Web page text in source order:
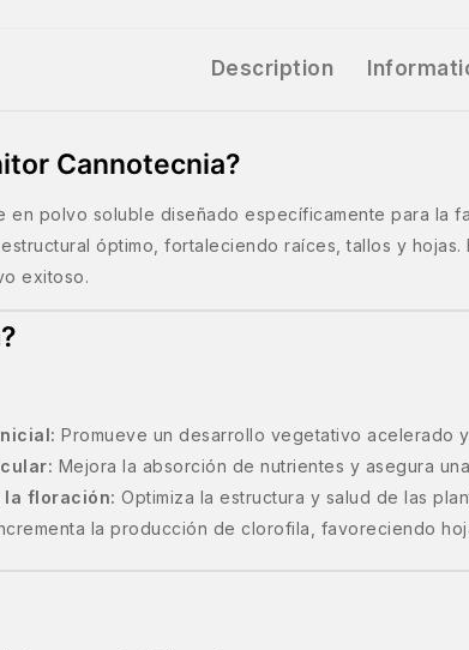
Description
Cannotecnia?
en polvo soluble diseñado específicamente para la
óptimo, fortaleciendo raíces, tallos y
exitoso.
Promueve un desarrollo vegetativo acelerado
Mejora la absorción de nutrientes y asegura
la floración: Optimiza la estructura y salud de las
la producción de clorofila, favoreciendo